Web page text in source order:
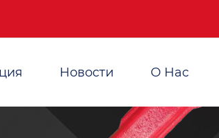
Новости О Hас